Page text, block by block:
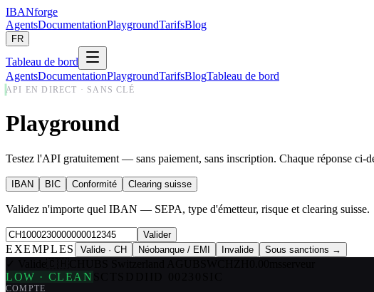
IBANforge
AgentsDocumentationPlaygroundTarifsBlog
FR
Tableau de bord
AgentsDocumentationPlaygroundTarifsBlogTableau de bord
API EN DIRECT · SANS CLÉ
Playground
Testez l'API gratuitement — sans paiement, sans inscription. Chaque réponse ci-
IBAN BIC Conformité Clearing suisse
Validez n'importe quel IBAN — SEPA, type d'émetteur, risque et clearing suisse.
Valider
EXEMPLES Valide · CH Néobanque / EMI Invalide Sous sanctions →
LOW · CLEAN
COMPTE